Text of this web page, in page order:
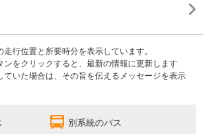

走行位置と所要時分を表示しています。
ンをクリックすると、最新の情報に更新します
ていた場合は、その旨を伝えるメッセージを表示
別系統のバス